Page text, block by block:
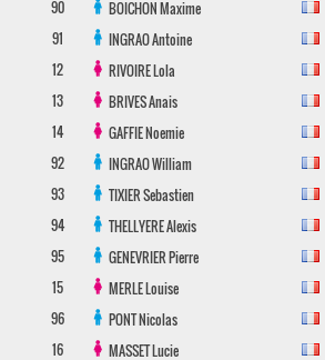
90
BOICHONMaxime
91
INGRAOAntoine
12
RIVOIRELola
13
BRIVESAnais
14
GAFFIENoemie
92
INGRAOWilliam
93
TIXIERSebastien
94
THELLYEREAlexis
95
GENEVRIERPierre
15
MERLELouise
96
PONTNicolas
16
MASSETLucie